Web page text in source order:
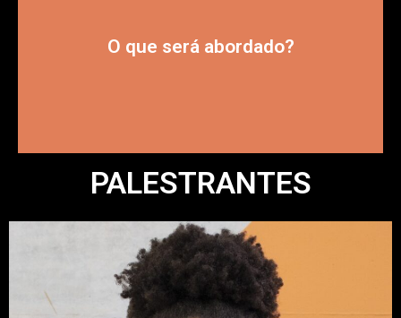
O que será abordado?
Insights a partir de tendências e hacks sobre o
PALESTRANTES